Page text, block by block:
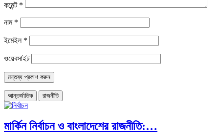
কমেন্ট *
নাম *
ইমেইল *
ওয়েবসাইট
আন্তর্জাতিক রাজনীতি
মার্কিন নির্বাচন ও বাংলাদেশের রাজনীতি:…